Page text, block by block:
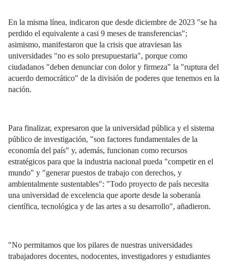
En la misma línea, indicaron que desde diciembre de 2023 "se ha
perdido el equivalente a casi 9 meses de transferencias";
asimismo, manifestaron que la crisis que atraviesan las
universidades "no es solo presupuestaria", porque como
ciudadanos "deben denunciar con dolor y firmeza" la "ruptura del
acuerdo democrático" de la división de poderes que tenemos en la
nación.
Para finalizar, expresaron que la universidad pública y el sistema
público de investigación, "son factores fundamentales de la
economía del país" y, además, funcionan como recursos
estratégicos para que la industria nacional pueda "competir en el
mundo" y "generar puestos de trabajo con derechos, y
ambientalmente sustentables": "Todo proyecto de país necesita
una universidad de excelencia que aporte desde la soberanía
científica, tecnológica y de las artes a su desarrollo", añadieron.
"No permitamos que los pilares de nuestras universidades
trabajadores docentes, nodocentes, investigadores y estudiantes